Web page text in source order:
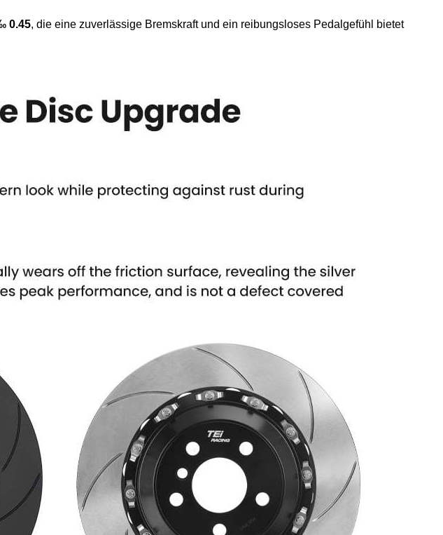
0.45, die eine zuverlässige Bremskraft und ein reibungsloses Pedalgefühl bietet